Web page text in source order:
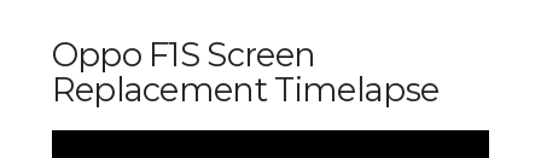
Oppo F1S Screen
Replacement Timelapse